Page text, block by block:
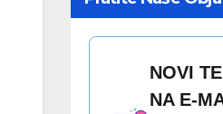
NOVI
NA E-